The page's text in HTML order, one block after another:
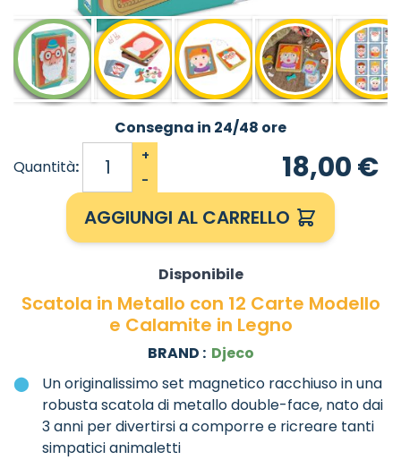
Consegna in 24/48 ore
Quantità:
+
-
18,00 €
AGGIUNGI AL CARRELLO
Disponibile
Scatola in Metallo con 12 Carte Modello
e Calamite in Legno
BRAND : Djeco
Un originalissimo set magnetico racchiuso in una
robusta scatola di metallo double-face, nato dai
3 anni per divertirsi a comporre e ricreare tanti
simpatici animaletti